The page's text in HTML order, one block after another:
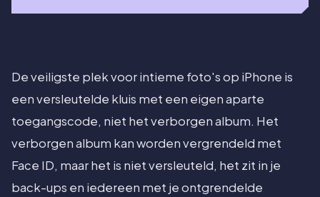
De veiligste plek voor intieme foto's op iPhone is
een versleutelde kluis met een eigen aparte
toegangscode, niet het verborgen album. Het
verborgen album kan worden vergrendeld met
Face ID, maar het is niet versleuteld, het zit in je
back-ups en iedereen met je ontgrendelde